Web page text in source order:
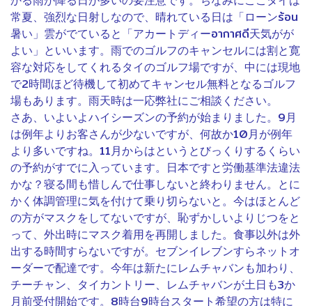
常夏、強烈な日射しなので、晴れている日は「ローンร้อน
暑い」雲がでていると「アカートディーอากาศดี天気がが
よい」といいます。雨でのゴルフのキャンセルには割と寛
容な対応をしてくれるタイのゴルフ場ですが、中には現地
で2時間ほど待機して初めてキャンセル無料となるゴルフ
場もあります。雨天時は一応弊社にご相談ください。
さあ、いよいよハイシーズンの予約が始まりました。9月
は例年よりお客さんが少ないですが、何故か10月が例年
より多いですね。11月からはというとびっくりするくらい
の予約がすでに入っています。日本ですと労働基準法違法
かな？寝る間も惜しんで仕事しないと終わりません。とに
かく体調管理に気を付けて乗り切らないと。今はほとんど
の方がマスクをしてないですが、恥ずかしいよりじつをと
って、外出時にマスク着用を再開しました。食事以外は外
出する時間すらないですが。セブンイレブンすらネットオ
ーダーで配達です。今年は新たにレムチャバンも加わり、
チーチャン、タイカントリー、レムチャバンが土日も3か
月前受付開始です。8時台9時台スタート希望の方は特に